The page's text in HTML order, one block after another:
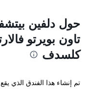
حول دلفين
تاون بويرتو
كلسدف